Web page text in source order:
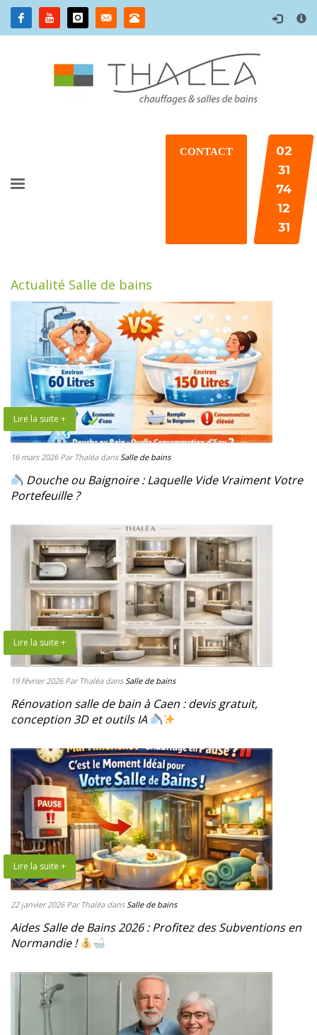
×
CONTACT
02
31
74
12
31
Actualité Salle de bains
Lire la suite +
16 mars 2026 Par Thaléa dansSalle de bains
Douche ou Baignoire : Laquelle Vide Vraiment Votre
Portefeuille ?
Lire la suite +
19 février 2026 Par Thaléa dansSalle de bains
Rénovation salle de bain à Caen : devis gratuit,
conception 3D et outils IA
Lire la suite +
22 janvier 2026 Par Thaléa dansSalle de bains
Aides Salle de Bains 2026 : Profitez des Subventions en
Normandie !